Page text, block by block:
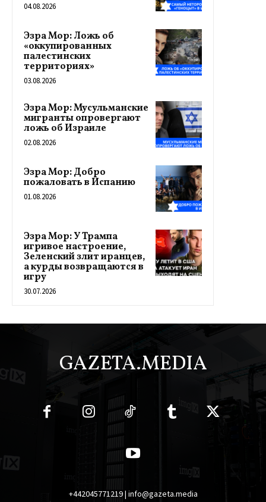
04.08.2026
Эзра Мор: Ложь об
«оккупированных
палестинских
территориях»
03.08.2026
Эзра Мор: Мусульманские
мигранты опровергают
ложь об Израиле
02.08.2026
Эзра Мор: Добро
пожаловать в Испанию
01.08.2026
Эзра Мор: У Трампа
игривое настроение,
Зеленский злит иранцев,
а курды возвращаются в
игру
30.07.2026
GAZETA.MEDIA
+442045771219 | info@gazeta.media